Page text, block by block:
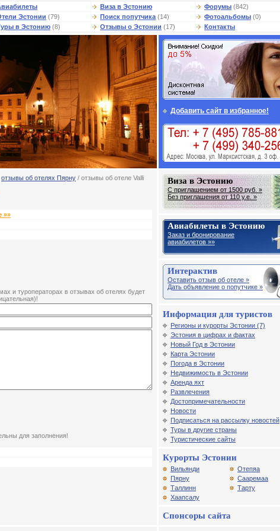
Виза в Эстонию Форумы (842)
Эстонии (79) Поиск попутчика (14) Фотоальбомы (0)
в Эстонию (8) Отзывы о Эстонии (17) Контакты
Добавить сайт в избранное!
отзывы об отелях Пярну / отзывы об отеле Valli
»»
и туроператорах в отзывах об отелях будет
для заполнения!
Виза в Эстонию
С приглашением от 1500 руб. »
Без приглашения от 110 у.е. »
Авиабилеты в Эстонию
Заказ и бронирование
авиабилетов »»
Интерактив
Оставить отзыв об отеле »
Дать объявление о попутчике »
Информация для туристов
Регионы и курорты Эстонии (7)
Эстония в цифрах и фактах
Новый Год в Эстонии
Карта Эстонии
Погода в Эстонии
Недвижимость в Эстонии
Аренда яхт
Развлечения
Достопримечательности
Новости
Подписаться на рассылку новостей
Туры в другие страны
Туристические сайты
Курорты Эстонии
Вильянди
Пярну
Таллинн
Хаапсалу
Отепяа
Сааремаа
Тарту
Спонсоры сайта